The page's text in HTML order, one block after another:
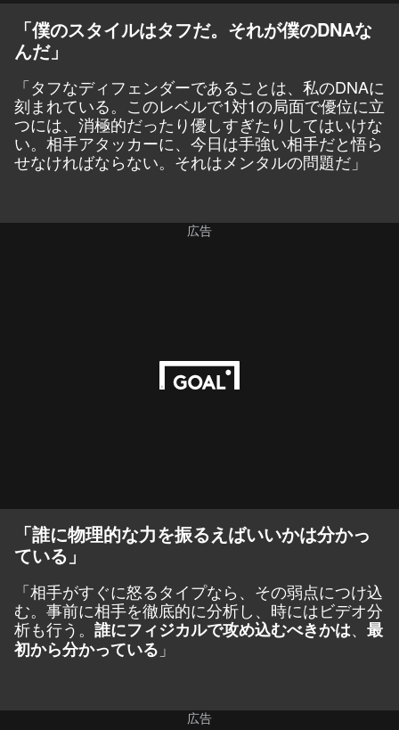
「僕のスタイルはタフだ。それが僕のDNAな
んだ」
「タフなディフェンダーであることは、私のDNAに
刻まれている。このレベルで1対1の局面で優位に立
つには、消極的だったり優しすぎたりしてはいけな
い。相手アタッカーに、今日は手強い相手だと悟ら
せなければならない。それはメンタルの問題だ」
広告
「誰に物理的な力を振るえばいいかは分かっ
ている」
「相手がすぐに怒るタイプなら、その弱点につけ込
む。事前に相手を徹底的に分析し、時にはビデオ分
析も行う。 誰にフィジカルで攻め込むべきかは、 最
初から分かっている 」